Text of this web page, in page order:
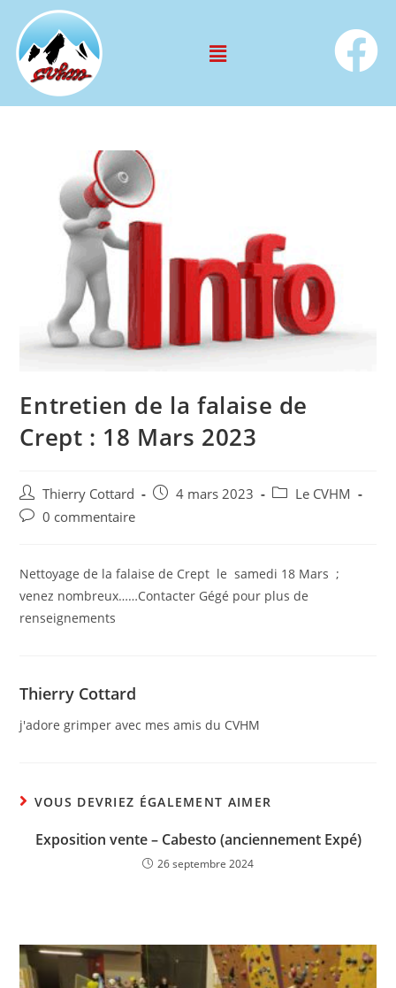
Entretien de la falaise de
Crept : 18 Mars 2023
Thierry Cottard 4 mars 2023
Le CVHM
0 commentaire
Nettoyage de la falaise de Crept le samedi 18 Mars ;
venez nombreux……Contacter Gégé pour plus de
renseignements
Thierry Cottard
j'adore grimper avec mes amis du CVHM
VOUS DEVRIEZ ÉGALEMENT AIMER
Exposition vente – Cabesto (anciennement Expé)
26 septembre 2024